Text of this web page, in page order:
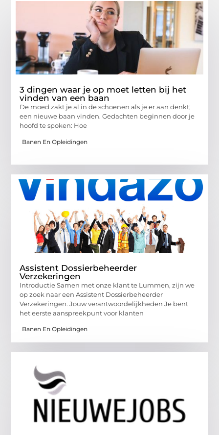
3 dingen waar je op moet letten bij het
vinden van een baan
De moed zakt je al in de schoenen als je er aan denkt;
een nieuwe baan vinden. Gedachten beginnen door je
hoofd te spoken: Hoe
Banen En Opleidingen
Assistent Dossierbeheerder
Verzekeringen
Introductie Samen met onze klant te Lummen, zijn we
op zoek naar een Assistent Dossierbeheerder
Verzekeringen. Jouw verantwoordelijkheden Je bent
het eerste aanspreekpunt voor klanten
Banen En Opleidingen